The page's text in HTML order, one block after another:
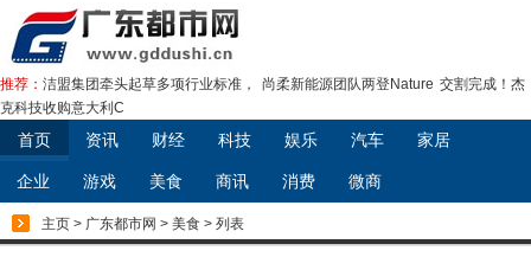
推荐： 洁盟集团牵头起草多项行业标准， 尚柔新能源团队两登Nature 交割完成！杰
克科技收购意大利C
首页 资讯 财经 科技 娱乐 汽车 家居
企业 游戏 美食 商讯 消费 微商
主页 > 广东都市网 > 美食 > 列表